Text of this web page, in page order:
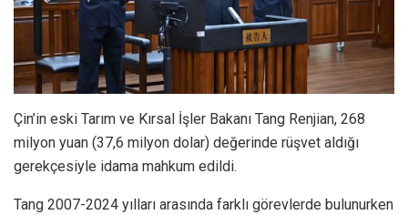
Çin’in eski Tarım ve Kırsal İşler Bakanı Tang Renjian, 268
milyon yuan (37,6 milyon dolar) değerinde rüşvet aldığı
gerekçesiyle idama mahkum edildi.
Tang 2007-2024 yılları arasında farklı görevlerde bulunurken